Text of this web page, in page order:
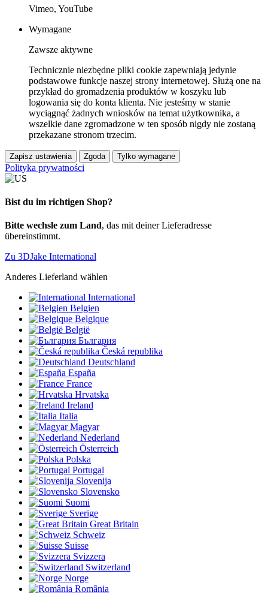
Vimeo, YouTube
Wymagane
Zawsze aktywne
Technicznie niezbędne pliki cookie zapewniają jedynie
podstawowe funkcje naszej strony internetowej. Służą one na
przykład do gromadzenia produktów w koszyku lub
logowania się do konta klienta. Nie jesteśmy w stanie
wyciągnąć żadnych wniosków na temat użytkownika, a
wszelkie dane zgromadzone w ten sposób nigdy nie zostaną
przekazane stronom trzecim.
Zapisz ustawienia Zgoda Tylko wymagane
Polityka prywatności
Bist du im richtigen Shop?
Bitte wechsle zum Land, das mit deiner Lieferadresse
übereinstimmt.
Zu 3DJake International
Anderes Lieferland wählen
International
Belgien
Belgique
België
България
Česká republika
Deutschland
España
France
Hrvatska
Ireland
Italia
Magyar
Nederland
Österreich
Polska
Portugal
Slovenija
Slovensko
Suomi
Sverige
Great Britain
Schweiz
Suisse
Svizzera
Switzerland
Norge
România